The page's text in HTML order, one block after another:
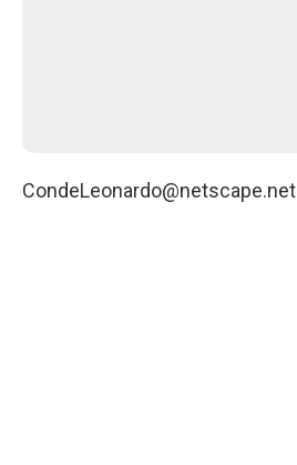
CondeLeonardo@netscape.net